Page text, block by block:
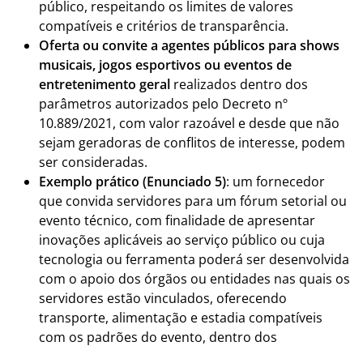
público, respeitando os limites de valores
compatíveis e critérios de transparência.
Oferta ou convite a agentes públicos para shows
musicais, jogos esportivos ou eventos de
entretenimento geral realizados dentro dos
parâmetros autorizados pelo Decreto nº
10.889/2021, com valor razoável e desde que não
sejam geradoras de conflitos de interesse, podem
ser consideradas.
Exemplo prático (Enunciado 5): um fornecedor
que convida servidores para um fórum setorial ou
evento técnico, com finalidade de apresentar
inovações aplicáveis ao serviço público ou cuja
tecnologia ou ferramenta poderá ser desenvolvida
com o apoio dos órgãos ou entidades nas quais os
servidores estão vinculados, oferecendo
transporte, alimentação e estadia compatíveis
com os padrões do evento, dentro dos